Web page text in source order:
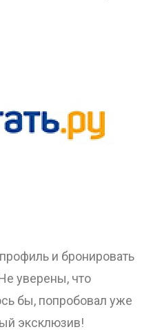
и бронировать
уверены, что
бы, попробовал уже
эксклюзив!